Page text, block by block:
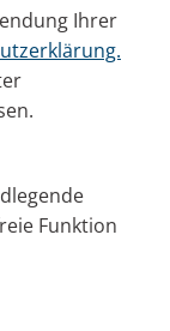
Ihrer
Funktion